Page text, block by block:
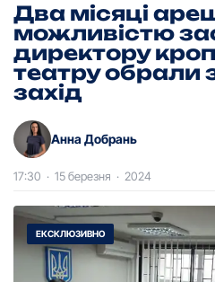
Два місяці
можливістю
директору
театру обрали
захід
Анна Добрань
17:30 · 15 березня · 2024